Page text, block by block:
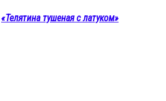
«Телятина тушеная с латуком»